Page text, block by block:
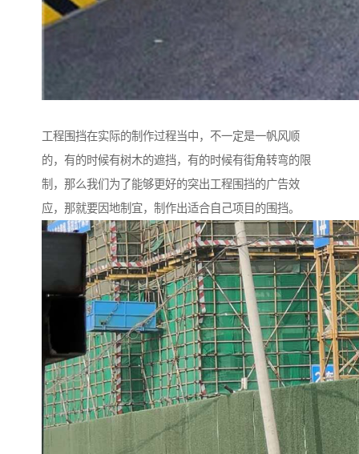
工程围挡在实际的制作过程当中，不一定是一帆风顺
的，有的时候有树木的遮挡，有的时候有街角转弯的限
制，那么我们为了能够更好的突出工程围挡的广告效
应，那就要因地制宜，制作出适合自己项目的围挡。